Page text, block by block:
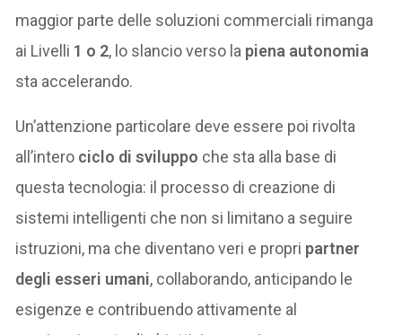
maggior parte delle soluzioni commerciali rimanga
ai Livelli 1 o 2, lo slancio verso la piena autonomia
sta accelerando.
Un’attenzione particolare deve essere poi rivolta
all’intero ciclo di sviluppo che sta alla base di
questa tecnologia: il processo di creazione di
sistemi intelligenti che non si limitano a seguire
istruzioni, ma che diventano veri e propri partner
degli esseri umani, collaborando, anticipando le
esigenze e contribuendo attivamente al